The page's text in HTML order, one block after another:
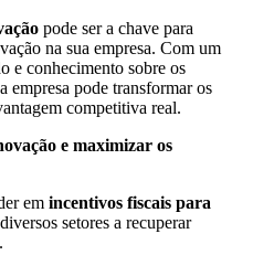
pode ser a chave para
na sua empresa. Com um
e conhecimento sobre os
empresa pode transformar os
competitiva real.
e maximizar os
em incentivos fiscais para
setores a recuperar